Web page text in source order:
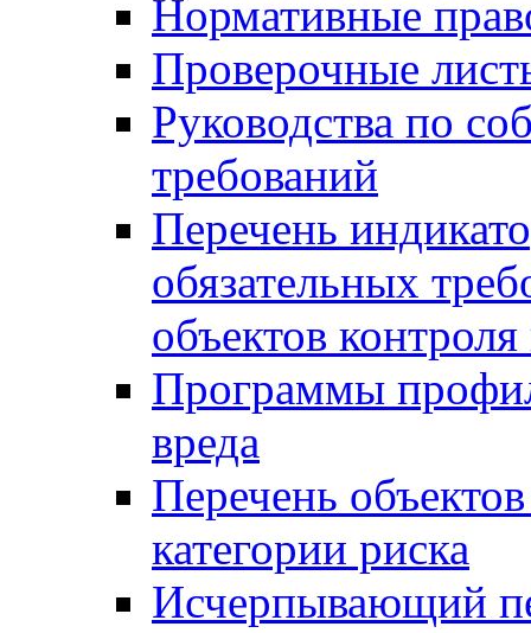
Нормативные
Проверочные
Руководства по
требований
Перечень
обязательных
объектов
Программы
вреда
Перечень
категории риска
Исчерпывающий